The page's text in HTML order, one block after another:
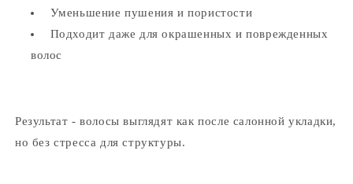
Уменьшение пушения и пористости
Подходит даже для окрашенных и поврежденных
волос
Результат - волосы выглядят как после салонной укладки,
но без стресса для структуры.